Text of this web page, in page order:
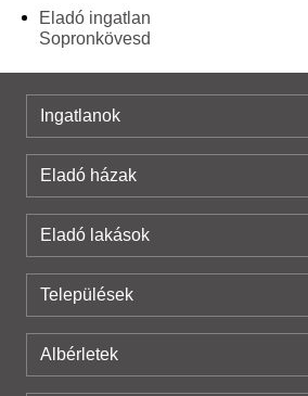
Eladó ingatlan
Sopronkövesd
Ingatlanok
Eladó házak
Eladó lakások
Települések
Albérletek